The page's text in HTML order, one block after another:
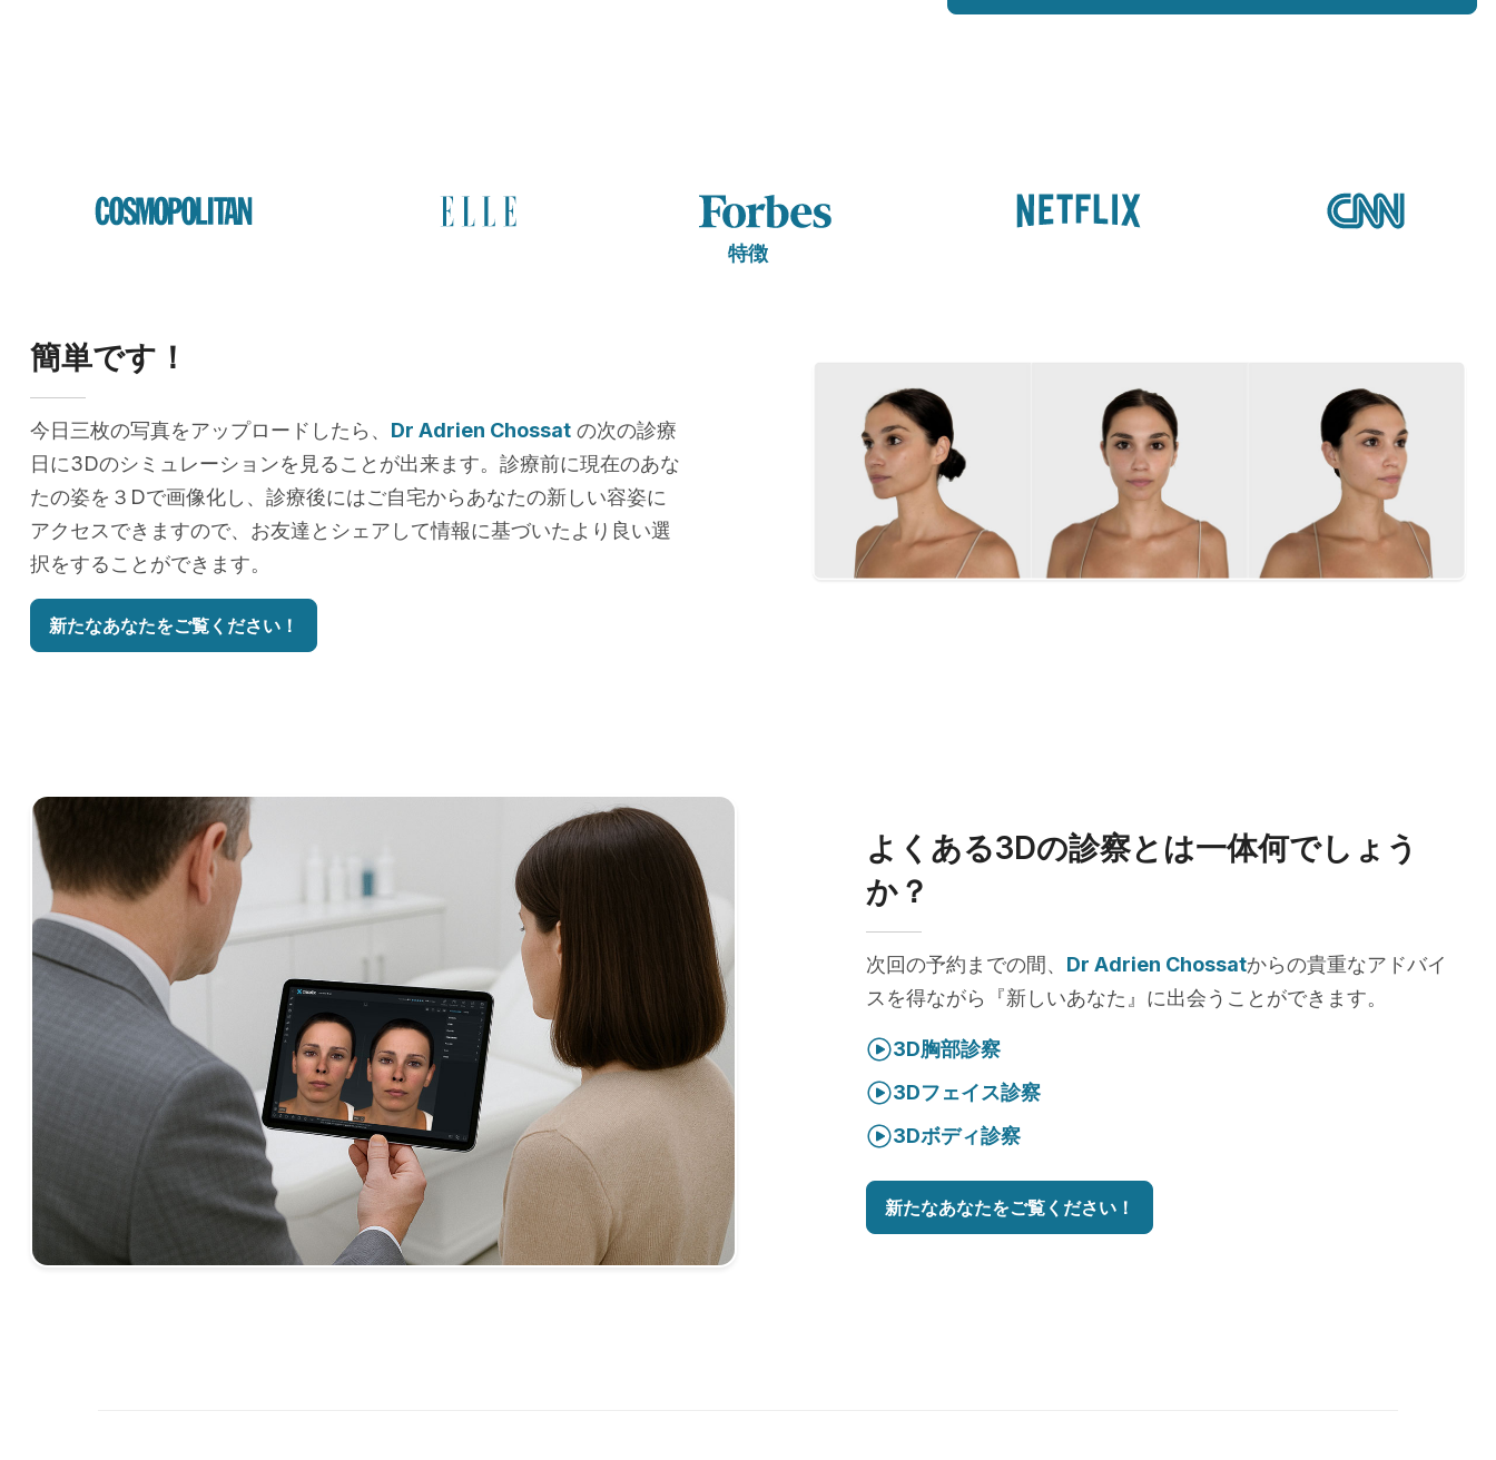
特徴
簡単です！
今日三枚の写真をアップロードしたら、 Dr Adrien Chossat の次の診療
日に3Dのシミュレーションを見ることが出来ます。診療前に現在のあな
たの姿を３Dで画像化し、診療後にはご自宅からあなたの新しい容姿に
アクセスできますので、お友達とシェアして情報に基づいたより良い選
択をすることができます。
新たなあなたをご覧ください！
よくある3Dの診察とは一体何でしょう
か？
次回の予約までの間、 Dr Adrien Chossatからの貴重なアドバイ
スを得ながら『新しいあなた』に出会うことができます。
3D胸部診察
3Dフェイス診察
3Dボディ診察
新たなあなたをご覧ください！